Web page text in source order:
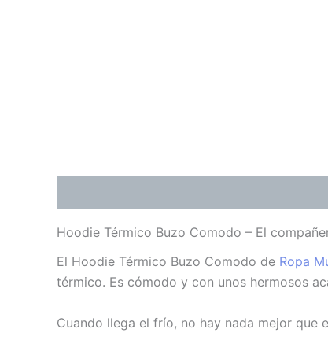
Hoodie Térmico Buzo Comodo – El
El Hoodie Térmico Buzo Comodo de Ropa
térmico. Es cómodo y con unos hermosos
Cuando llega el frío, no hay nada mejor